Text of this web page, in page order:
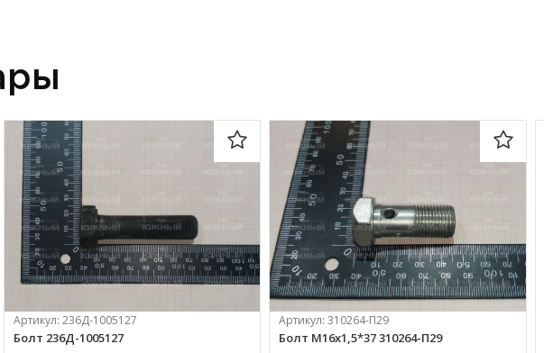
Артикул: 236Д-1005127
Болт 236Д-1005127
Артикул:310264-П29
Болт М16х1,5*37 310264-П29